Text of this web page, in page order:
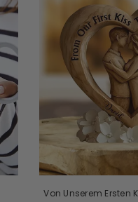
Von Unserem Ersten